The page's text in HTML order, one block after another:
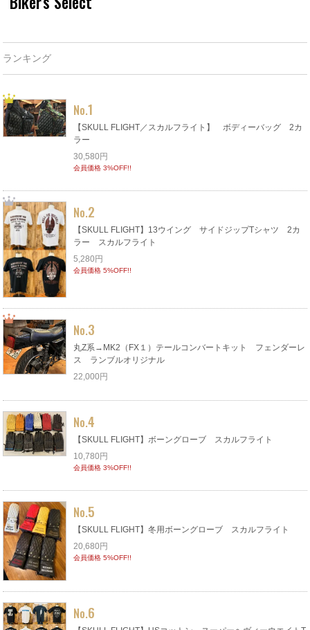
ランキング
No.1
【SKULL FLIGHT／スカルフライト】 ボディーバッグ 2カ
ラー
30,580円
会員価格 3%OFF!!
No.2
【SKULL FLIGHT】13ウイング サイドジップTシャツ 2カ
ラー スカルフライト
5,280円
会員価格 5%OFF!!
No.3
丸Z系→MK2（FX１）テールコンバートキット フェンダーレ
ス ランブルオリジナル
22,000円
No.4
【SKULL FLIGHT】ボーングローブ スカルフライト
10,780円
会員価格 3%OFF!!
No.5
【SKULL FLIGHT】冬用ボーングローブ スカルフライト
20,680円
会員価格 5%OFF!!
No.6